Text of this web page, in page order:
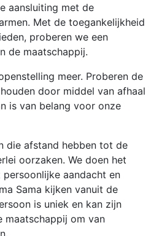
aansluiting met de
Met de toegankelijkheid
proberen we een
de maatschappij.
meer. Proberen de
door middel van afhaal
is van belang voor onze
die afstand hebben tot de
oorzaken. We doen het
persoonlijke aandacht en
Sama kijken vanuit de
is uniek en kan zijn
maatschappij om van